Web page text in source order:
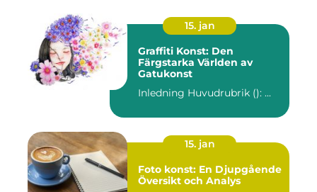
15. jan
Graffiti Konst: Den
Färgstarka Världen av
Gatukonst
Inledning Huvudrubrik (): ...
15. jan
Foto konst: En Djupgående
Översikt och Analys